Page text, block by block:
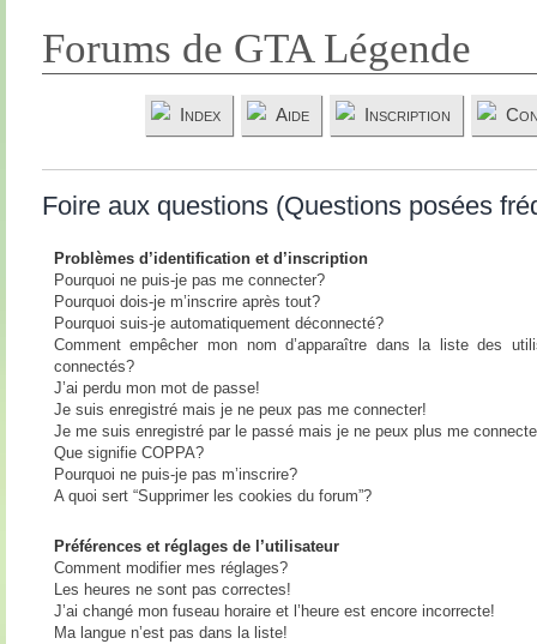
Forums de GTA Légende
Index Aide Inscription
Foire aux questions (Questions posées
Problèmes d’identification et d’inscription
Pourquoi ne puis-je pas me connecter?
Pourquoi dois-je m’inscrire après tout?
Pourquoi suis-je automatiquement déconnecté?
Comment empêcher mon nom d’apparaître dans la liste des
connectés?
J’ai perdu mon mot de passe!
Je suis enregistré mais je ne peux pas me connecter!
Je me suis enregistré par le passé mais je ne peux plus me
Que signifie COPPA?
Pourquoi ne puis-je pas m’inscrire?
A quoi sert “Supprimer les cookies du forum”?
Préférences et réglages de l’utilisateur
Comment modifier mes réglages?
Les heures ne sont pas correctes!
J’ai changé mon fuseau horaire et l’heure est encore incorrecte!
Ma langue n’est pas dans la liste!